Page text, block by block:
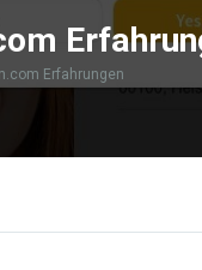
Erfahrungen